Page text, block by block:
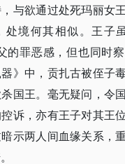
与欲通过处死玛丽女
处境何其相似。王子
的罪恶感，但也同时
》中，贡扎古被侄子
国王。毫无疑问，令
诉，亦有王子对其王
示两人间血缘关系，